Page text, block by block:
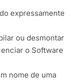
expressamente
ou desmontar
o Software
nome de uma